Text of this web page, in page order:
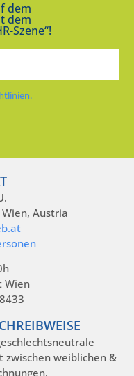
dem
dem
Szene“!
Austria
Wien
zwischen weiblichen &